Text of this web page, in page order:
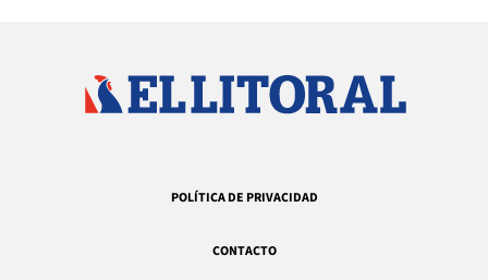
POLÍTICA DE PRIVACIDAD
CONTACTO